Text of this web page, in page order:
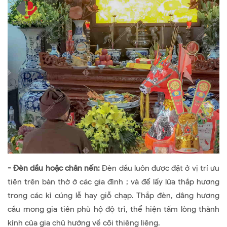
- Đèn dầu hoặc chân nến:Đèn dầu luôn được đặt ở vị trí ưu
tiên trên bàn thờ ở các gia đình ; và để lấy lửa thắp hương
trong các kì cúng lễ hay giỗ chạp. Thắp đèn, dâng hương
cầu mong gia tiên phù hộ độ trì, thể hiện tấm lòng thành
kính của gia chủ hướng về cõi thiêng liêng.